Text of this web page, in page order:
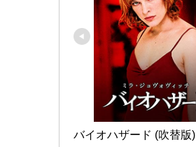
バイオハザード (吹替版)